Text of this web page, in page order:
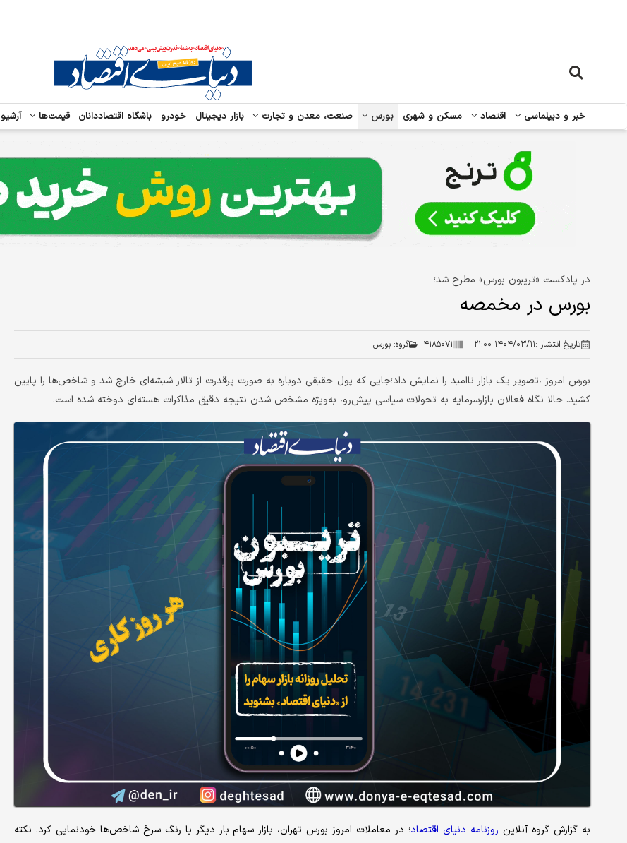
خبر و دیپلماسی اقتصاد مسکن و شهری بورس صنعت، معدن و تجارت بازار دیجیتال خودرو باشگاه اقتصاددانان قیمت‌ها آرشیو
در پادکست «تریبون بورس» مطرح شد؛
بورس در مخمصه
تاریخ انتشار :۱۴۰۴/۰۳/۱۱ ۲۱:۰۰ ۴۱۸۵۰۷۱ گروه: بورس
بورس امروز ،تصویر یک بازار ناامید را نمایش داد؛جایی که پول حقیقی دوباره به صورت پرقدرت از تالار شیشه‌ای خارج شد و شاخص‌ها را پایین
کشید. حالا نگاه فعالان بازارسرمایه به تحولات سیاسی پیش‌رو، به‌ویژه مشخص شدن نتیجه دقیق مذاکرات هسته‌ای دوخته شده است.
به گزارش گروه آنلاین روزنامه دنیای اقتصاد؛ در معاملات امروز بورس تهران، بازار سهام بار دیگر با رنگ سرخ شاخص‌ها خودنمایی کرد. نکته